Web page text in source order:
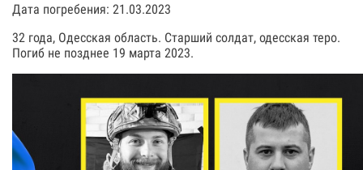
Дата погребения: 21.03.2023
32 года, Одесская область. Старший солдат, одесская теро.
Погиб не позднее 19 марта 2023.